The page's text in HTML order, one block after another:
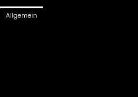
Allgemein